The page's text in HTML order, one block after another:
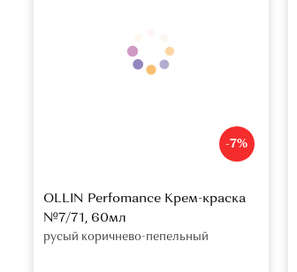
-7%
OLLIN Perfomance Крем-краска
№7/71, 60мл
русый коричнево-пепельный